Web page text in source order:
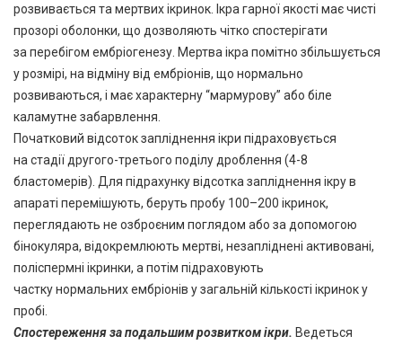
розвивається та мертвих ікринок. Ікра гарної якості має чисті
прозорі оболонки, що дозволяють чітко спостерігати
за перебігом ембріогенезу. Мертва ікра помітно збільшується
у розмірі, на відміну від ембріонів, що нормально
розвиваються, і має характерну “мармурову” або біле
каламутне забарвлення.
Початковий відсоток запліднення ікри підраховується
на стадії другого-третього поділу дроблення (4-8
бластомерів). Для підрахунку відсотка запліднення ікру в
апараті перемішують, беруть пробу 100–200 ікринок,
переглядають не озброєним поглядом або за допомогою
бінокуляра, відокремлюють мертві, незапліднені активовані,
поліспермні ікринки, а потім підраховують
частку нормальних ембріонів у загальній кількості ікринок у
пробі.
Спостереження за подальшим розвиткомікри. Ведеться